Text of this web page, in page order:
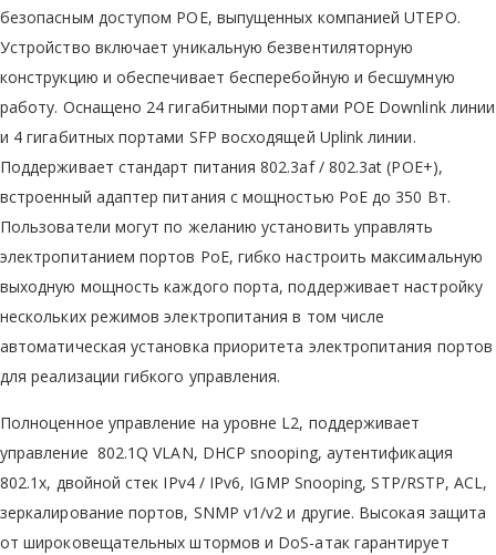
безопасным доступом POE, выпущенных компанией UTEPO.
Устройство включает уникальную безвентиляторную
конструкцию и обеспечивает бесперебойную и бесшумную
работу. Оснащено 24 гигабитными портами POE Downlink линии
и 4 гигабитных портами SFP восходящей Uplink линии.
Поддерживает стандарт питания 802.3af / 802.3at (POE+),
встроенный адаптер питания с мощностью PoE до 350 Вт.
Пользователи могут по желанию установить управлять
электропитанием портов PoE, гибко настроить максимальную
выходную мощность каждого порта, поддерживает настройку
нескольких режимов электропитания в том числе
автоматическая установка приоритета электропитания портов
для реализации гибкого управления.
Полноценное управление на уровне L2, поддерживает
управление 802.1Q VLAN, DHCP snooping, аутентификация
802.1x, двойной стек IPv4 / IPv6, IGMP Snooping, STP/RSTP, ACL,
зеркалирование портов, SNMP v1/v2 и другие. Высокая защита
от широковещательных штормов и DoS-атак гарантирует